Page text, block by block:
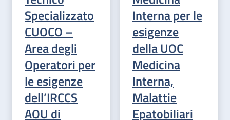
Specializzato
CUOCO –
Area degli
Operatori per
le esigenze
dell’IRCCS
AOU di
Interna per le
esigenze
della UOC
Medicina
Interna,
Malattie
Epatobiliari